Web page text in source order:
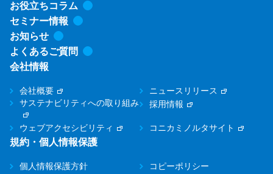
お役立ちコラム
セミナー情報
お知らせ
よくあるご質問
会社情報
会社概要
ニュースリリース
サステナビリティへの取り組み
採用情報
ウェブアクセシビリティ コニカミノルタサイト
規約・個人情報保護
個人情報保護方針
コピーポリシー